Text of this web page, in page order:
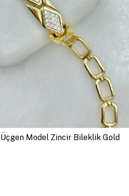
Model Zincir Bileklik Gold